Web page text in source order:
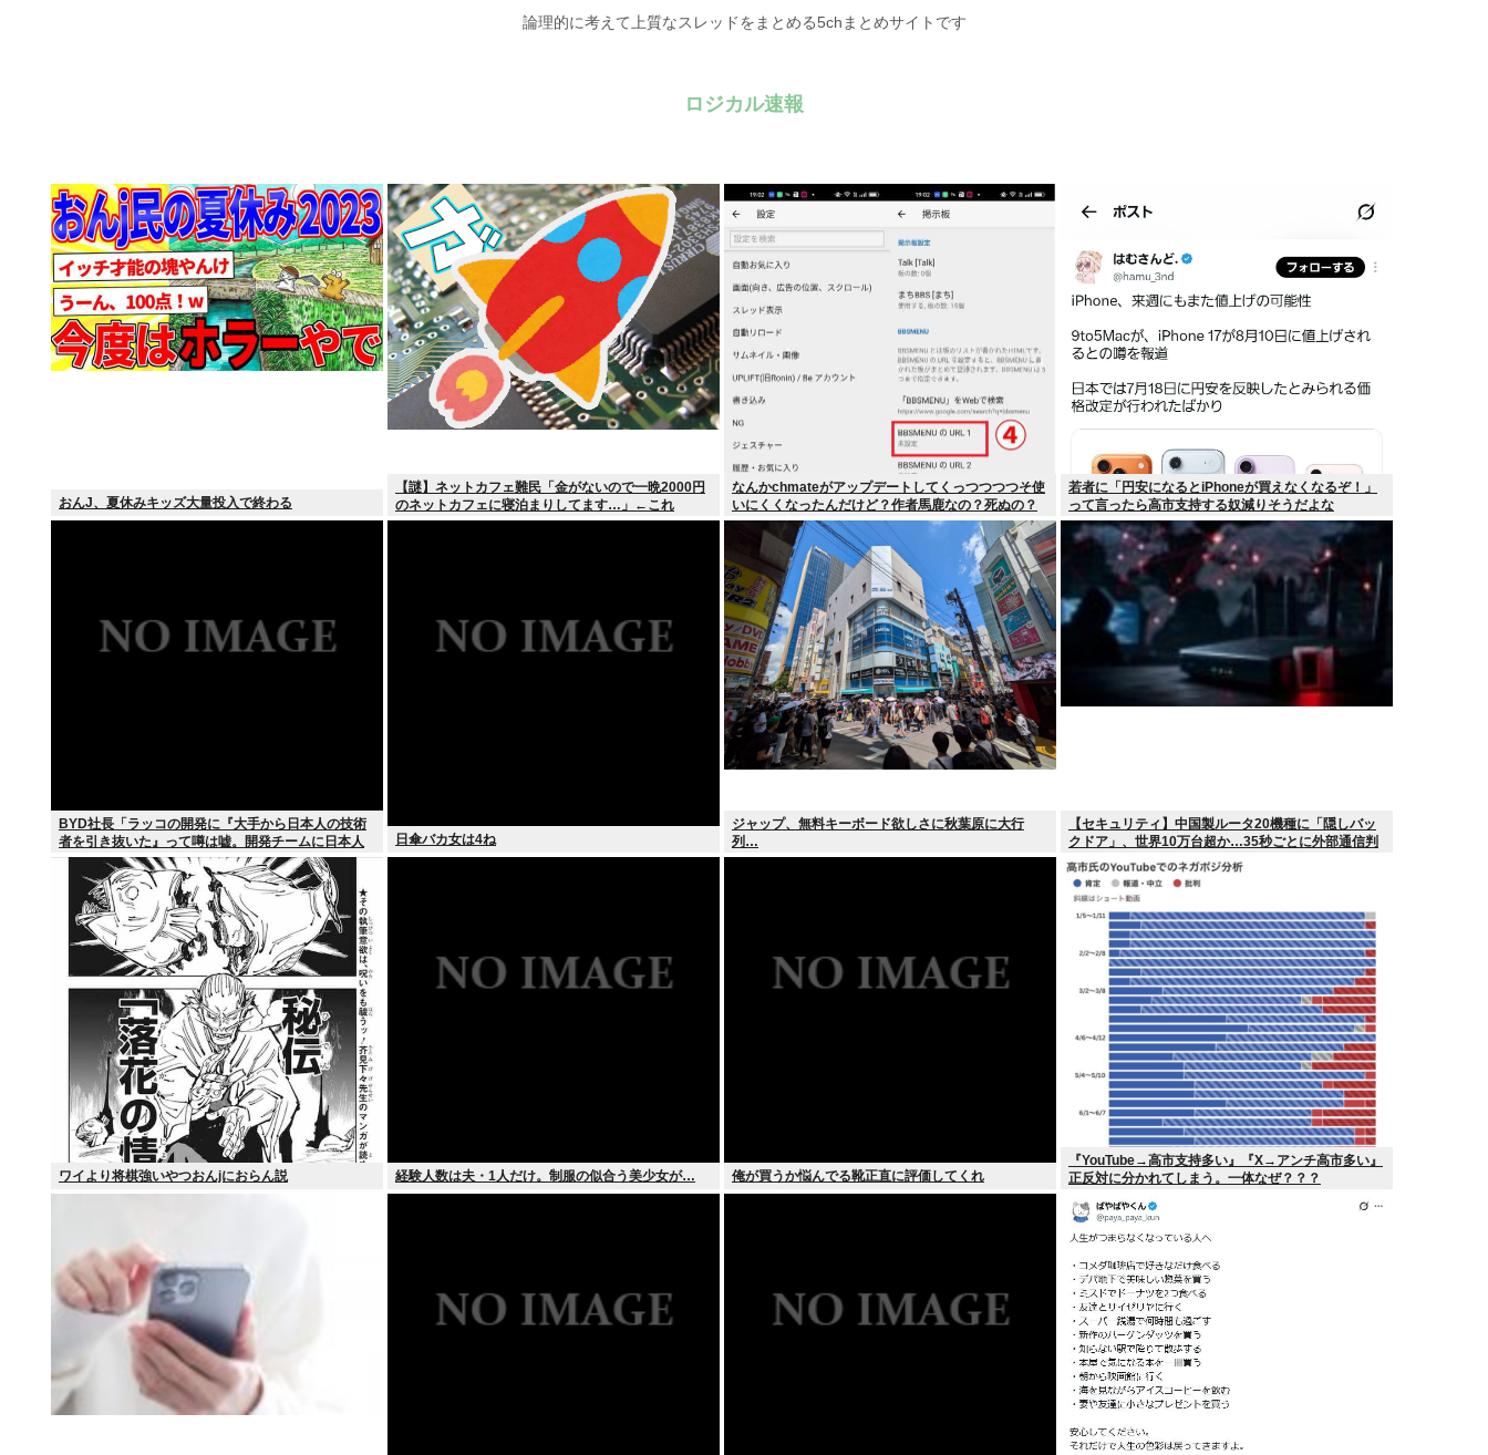
論理的に考えて上質なスレッドをまとめる5chまとめサイトです
ロジカル速報
おんJ、夏休みキッズ大量投入で終わる
【謎】ネットカフェ難民「金がないので一晩2000円
のネットカフェに寝泊まりしてます…」←これ
なんかchmateがアップデートしてくっつつつつそ使
いにくくなったんだけど？作者馬鹿なの？死ぬの？
若者に「円安になるとiPhoneが買えなくなるぞ！」
って言ったら高市支持する奴減りそうだよな
BYD社長「ラッコの開発に『大手から日本人の技術
者を引き抜いた』って噂は嘘。開発チームに日本人
は0人です」
日傘バカ女は4ね
ジャップ、無料キーボード欲しさに秋葉原に大行
列…
【セキュリティ】中国製ルータ20機種に「隠しバッ
クドア」、世界10万台超か…35秒ごとに外部通信判
明
ワイより将棋強いやつおんjにおらん説 経験人数は夫・1人だけ。制服の似合う美少女が… 俺が買うか悩んでる靴正直に評価してくれ
『YouTube→高市支持多い』『X→アンチ高市多い』
正反対に分かれてしまう。一体なぜ？？？